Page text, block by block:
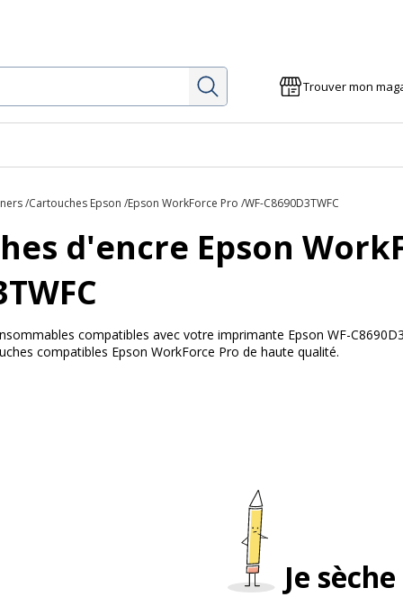
Rechercher Trouver mon
Cartouches Epson Epson WorkForce Pro WF-C8690D3TWFC
d'encre Epson
compatibles avec votre imprimante Epson WF-
compatibles Epson WorkForce Pro de haute qualité.
Je